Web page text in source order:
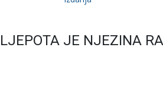
LJEPOTA JE NJEZINA